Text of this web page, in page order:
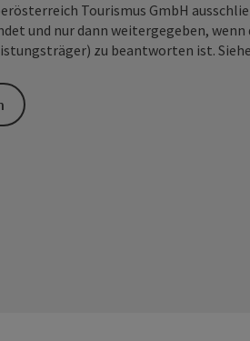
Tourismus GmbH
und nur dann weitergegeben,
zu beantworten ist.